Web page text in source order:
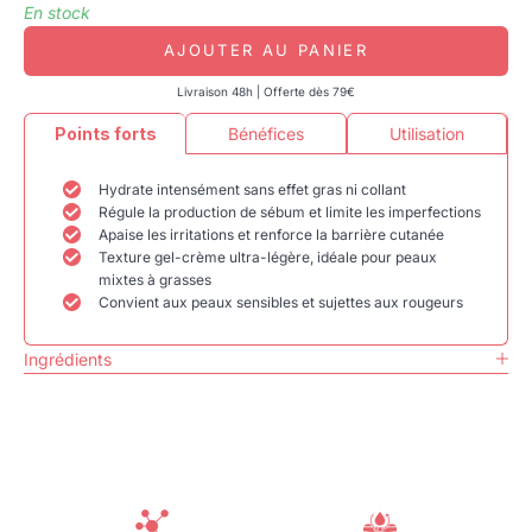
En stock
AJOUTER AU PANIER
Livraison 48h | Offerte dès 79€
Points forts Bénéfices Utilisation
Hydrate intensément sans effet gras ni collant
Régule la production de sébum et limite les imperfections
Apaise les irritations et renforce la barrière cutanée
Texture gel-crème ultra-légère, idéale pour peaux
mixtes à grasses
Convient aux peaux sensibles et sujettes aux rougeurs
Ingrédients